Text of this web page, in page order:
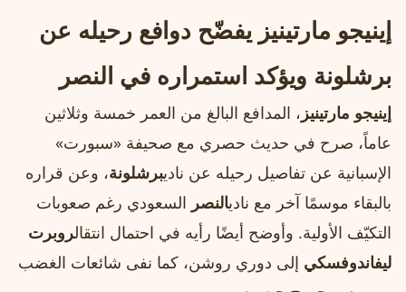
إينيجو مارتينيز يفضّح دوافع رحيله عن
برشلونة ويؤكد استمراره في النصر
إينيجو مارتينيز ، المدافع البالغ من العمر خمسة وثلاثين
عاماً، صرح في حديث حصري مع صحيفة «سبورت»
الإسبانية عن تفاصيل رحيله عن ناديبرشلونة، وعن قراره
بالبقاء موسمًا آخر مع ناديالنصر السعودي رغم صعوبات
التكيّف الأولية. وأوضح أيضًا رأيه في احتمال انتقالروبرت
ليفاندوفسكي إلى دوري روشن، كما نفى شائعات الغضب